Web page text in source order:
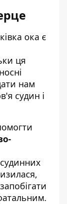
ока є
ця
нам
судин і